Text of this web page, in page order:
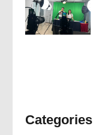
Categories